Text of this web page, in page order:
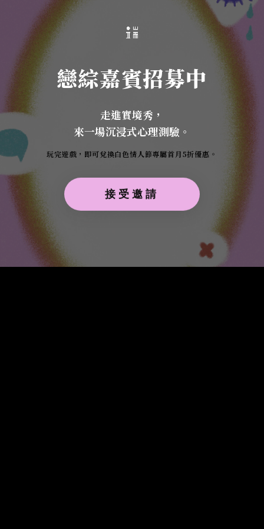
戀綜嘉賓招募中
走進實境秀，
來一場沉浸式心理測驗。
玩完遊戲，即可兌換白色情人節專屬首月5折優惠。
接受邀請